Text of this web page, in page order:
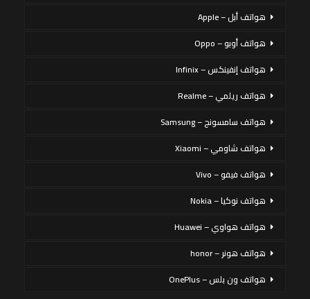
هواتف أبل – Apple
هواتف أوبو – Oppo
هواتف إنفينكس – Infinix
هواتف ريلمي – Realme
هواتف سامسونج – Samsung
هواتف شاومي – Xiaomi
هواتف فيفو – Vivo
هواتف نوكيا – Nokia
هواتف هواوي – Huawei
هواتف هونر – honor
هواتف ون بلس – OnePlus